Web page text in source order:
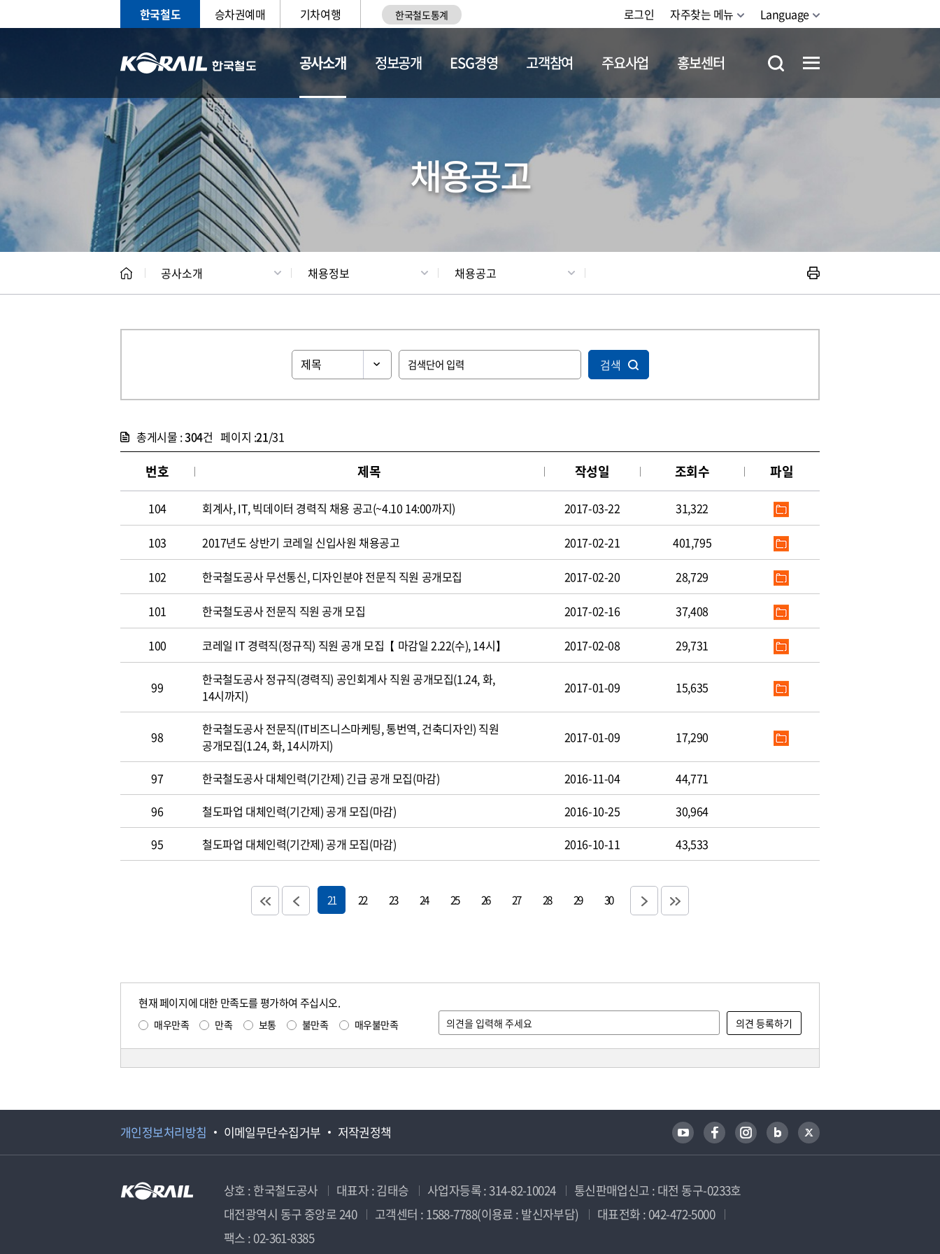
한국철도 승차권예매 기차여행 한국철도통계 로그인 자주찾는 메뉴 Language
공사소개
CEO 일반현황 채용정보
정보공개 ESG경영 고객참여 주요사업 홍보센터
채용공고
공사소개 채용정보 채용공고
검색
총게시물 :304건 페이지 :21/31
번호 제목 작성일 조회수 파일
104 회계사, IT, 빅데이터 경력직 채용 공고(~4.10 14:00까지) 2017-03-22 31,322
103 2017년도 상반기 코레일 신입사원 채용공고 2017-02-21 401,795
102 한국철도공사 무선통신, 디자인분야 전문직 직원 공개모집 2017-02-20 28,729
101 한국철도공사 전문직 직원 공개 모집 2017-02-16 37,408
100 코레일 IT 경력직(정규직) 직원 공개 모집【 마감일 2.22(수), 14시】 2017-02-08 29,731
99
한국철도공사 정규직(경력직) 공인회계사 직원 공개모집(1.24, 화,
14시까지)
2017-01-09 15,635
98
한국철도공사 전문직(IT비즈니스마케팅, 통번역, 건축디자인) 직원
공개모집(1.24, 화, 14시까지)
2017-01-09 17,290
97 한국철도공사 대체인력(기간제) 긴급 공개 모집(마감) 2016-11-04
44,771
96
철도파업 대체인력(기간제) 공개 모집(마감) 2016-10-25
30,964
95
철도파업 대체인력(기간제) 공개 모집(마감) 2016-10-11 43,533
21 22 23 24 25 26 27 28 29 30
현재 페이지에 대한 만족도를 평가하여 주십시오.
매우만족 만족 보통 불만족 매우불만족
개인정보처리방침 이메일무단수집거부 저작권정책
상호 : 한국철도공사 대표자 : 김태승 사업자등록 : 314-82-10024
통신판매업신고 : 대전 동구-0233호
대전광역시 동구 중앙로 240
고객센터 : 1588-7788(이용료 : 발신자부담)
대표전화 : 042-472-5000
팩스 : 02-361-8385